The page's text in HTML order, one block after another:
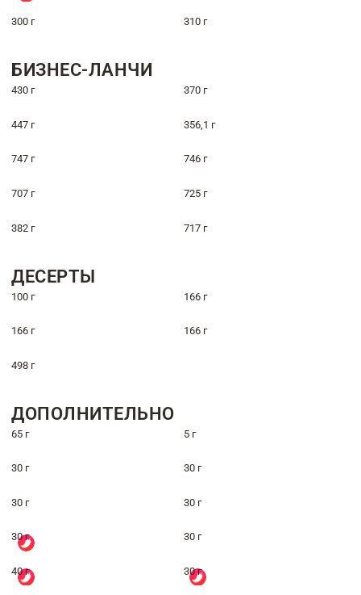
300 г 310 г
БИЗНЕС-ЛАНЧИ
430 г 370 г
447 г 356,1 г
747 г 746 г
707 г 725 г
382 г 717 г
ДЕСЕРТЫ
100 г 166 г
166 г 166 г
498 г
ДОПОЛНИТЕЛЬНО
65 г 5 г
30 г 30 г
30 г 30 г
30 г 30 г
40 г 30 г